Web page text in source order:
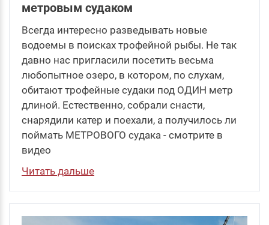
метровым судаком
Всегда интересно разведывать новые
водоемы в поисках трофейной рыбы. Не так
давно нас пригласили посетить весьма
любопытное озеро, в котором, по слухам,
обитают трофейные судаки под ОДИН метр
длиной. Естественно, собрали снасти,
снарядили катер и поехали, а получилось ли
поймать МЕТРОВОГО судака - смотрите в
видео
Читать дальше